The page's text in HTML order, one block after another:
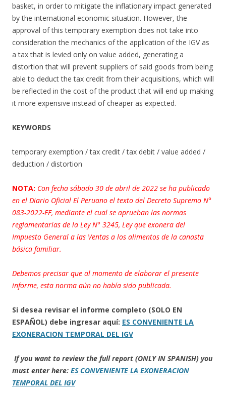
basket, in order to mitigate the inflationary impact generated
by the international economic situation. However, the
approval of this temporary exemption does not take into
consideration the mechanics of the application of the IGV as
a tax that is levied only on value added, generating a
distortion that will prevent suppliers of said goods from being
able to deduct the tax credit from their acquisitions, which will
be reflected in the cost of the product that will end up making
it more expensive instead of cheaper as expected.
KEYWORDS
temporary exemption / tax credit / tax debit / value added /
deduction / distortion
NOTA: Con fecha sábado 30 de abril de 2022 se ha publicado
en el Diario Oficial El Peruano el texto del Decreto Supremo N°
083-2022-EF, mediante el cual se aprueban las normas
reglamentarias de la Ley N° 3245, Ley que exonera del
Impuesto General a las Ventas a los alimentos de la canasta
básica familiar.
Debemos precisar que al momento de elaborar el presente
informe, esta norma aún no había sido publicada.
Si desea revisar el informe completo (SOLO EN
ESPAÑOL) debe ingresar aquí: ES CONVENIENTE LA
EXONERACION TEMPORAL DEL IGV
If you want to review the full report (ONLY IN SPANISH) you
must enter here: ES CONVENIENTE LA EXONERACION
TEMPORAL DEL IGV